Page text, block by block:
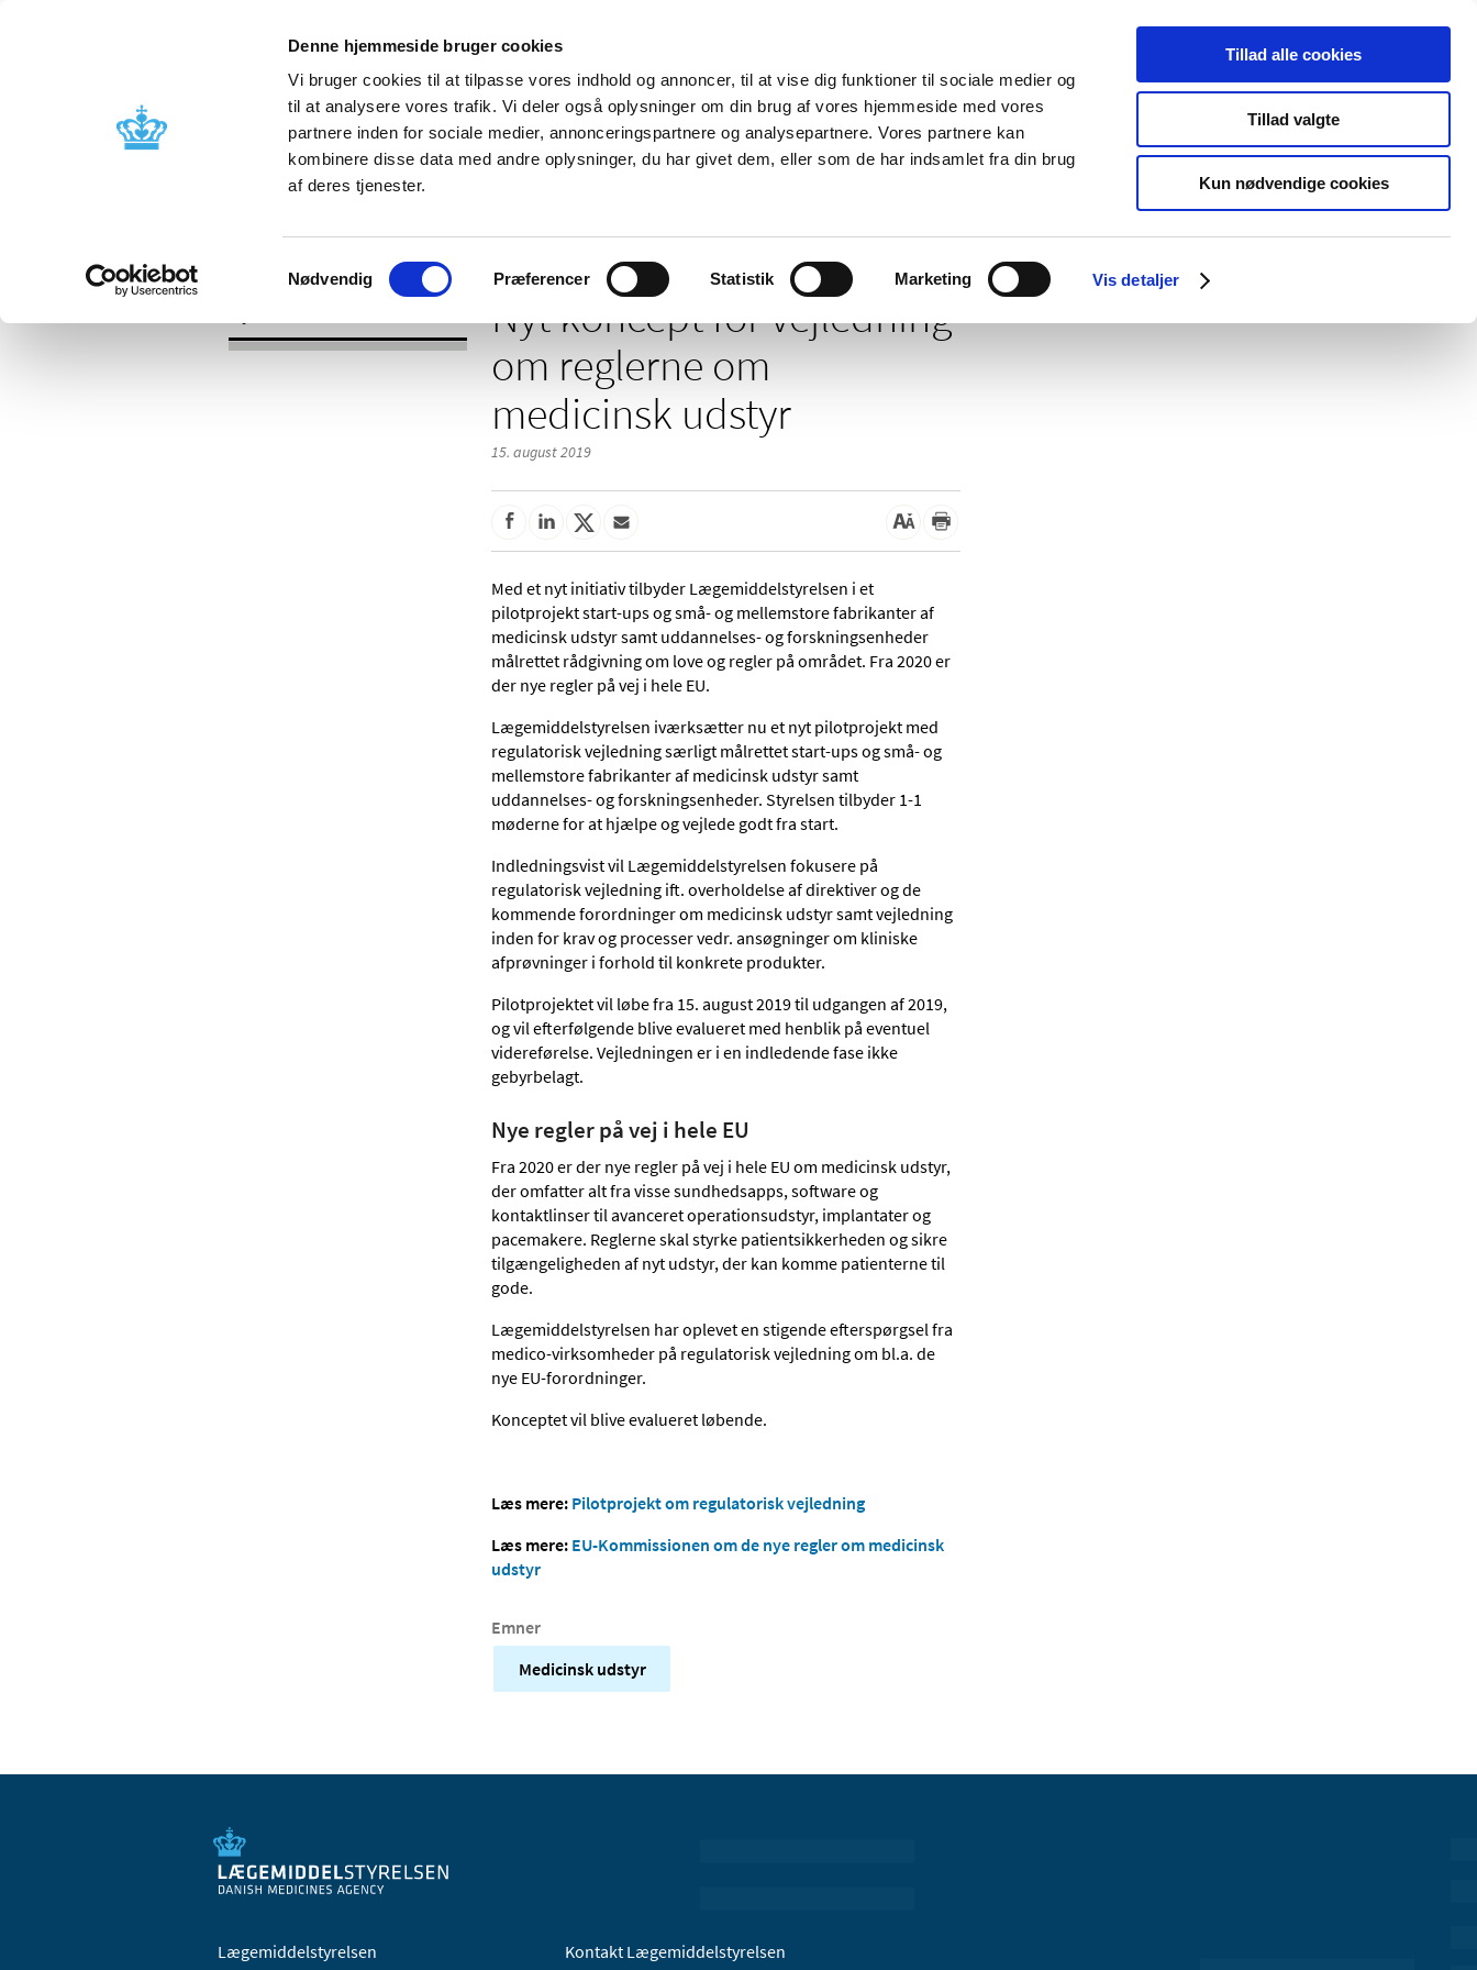
Denne hjemmeside bruger cookies
Vi bruger cookies til at tilpasse vores indhold og annoncer, til at vise dig funktioner til sociale medier og
til at analysere vores trafik. Vi deler også oplysninger om din brug af vores hjemmeside med vores
partnere inden for sociale medier, annonceringspartnere og analysepartnere. Vores partnere kan
kombinere disse data med andre oplysninger, du har givet dem, eller som de har indsamlet fra din brug
af deres tjenester.
Samtykkevalg
Nødvendig Præferencer Statistik Marketing Vis detaljer
Tillad alle cookies
Tillad valgte
Kun nødvendige cookies
Nyheder Om os Kontakt Udgivelser
Godkendelse og
Bivirkninger og
produktinformation
Tilskud og
Apoteker og salg af
Medicinsk
Særlige
produktområder
Nyt koncept for vejledning
om reglerne om
medicinsk udstyr
15. august 2019
Med et nyt initiativ tilbyder Lægemiddelstyrelsen i et
pilotprojekt start-ups og små- og mellemstore fabrikanter af
medicinsk udstyr samt uddannelses- og forskningsenheder
målrettet rådgivning om love og regler på området. Fra 2020 er
der nye regler på vej i hele EU.
Lægemiddelstyrelsen iværksætter nu et nyt pilotprojekt med
regulatorisk vejledning særligt målrettet start-ups og små- og
mellemstore fabrikanter af medicinsk udstyr samt
uddannelses- og forskningsenheder. Styrelsen tilbyder 1-1
møderne for at hjælpe og vejlede godt fra start.
Indledningsvist vil Lægemiddelstyrelsen fokusere på
regulatorisk vejledning ift. overholdelse af direktiver og de
kommende forordninger om medicinsk udstyr samt vejledning
inden for krav og processer vedr. ansøgninger om kliniske
afprøvninger i forhold til konkrete produkter.
Pilotprojektet vil løbe fra 15. august 2019 til udgangen af 2019,
og vil efterfølgende blive evalueret med henblik på eventuel
videreførelse. Vejledningen er i en indledende fase ikke
gebyrbelagt.
Nye regler på vej i hele EU
Fra 2020 er der nye regler på vej i hele EU om medicinsk udstyr,
der omfatter alt fra visse sundhedsapps, software og
kontaktlinser til avanceret operationsudstyr, implantater og
pacemakere. Reglerne skal styrke patientsikkerheden og sikre
tilgængeligheden af nyt udstyr, der kan komme patienterne til
gode.
Lægemiddelstyrelsen har oplevet en stigende efterspørgsel fra
medico-virksomheder på regulatorisk vejledning om bl.a. de
nye EU-forordninger.
Konceptet vil blive evalueret løbende.
Læs mere: Pilotprojekt om regulatorisk vejledning
Læs mere: EU-Kommissionen om de nye regler om medicinsk
udstyr
Emner
Medicinsk udstyr
Lægemiddelstyrelsen
Kontakt Lægemiddelstyrelsen